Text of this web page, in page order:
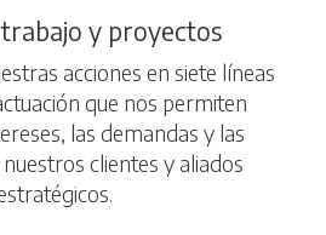
y proyectos
acciones en siete líneas
que nos permiten
las demandas y las
clientes y aliados